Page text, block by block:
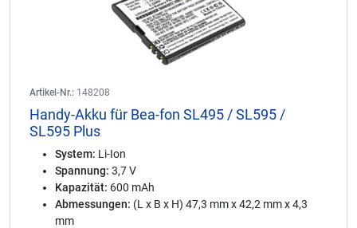
Artikel-Nr.: 148208
Handy-Akku für Bea-fon SL495 / SL595 /
SL595 Plus
System: Li-Ion
Spannung: 3,7 V
Kapazität: 600 mAh
Abmessungen: (L x B x H) 47,3 mm x 42,2 mm x 4,3
mm